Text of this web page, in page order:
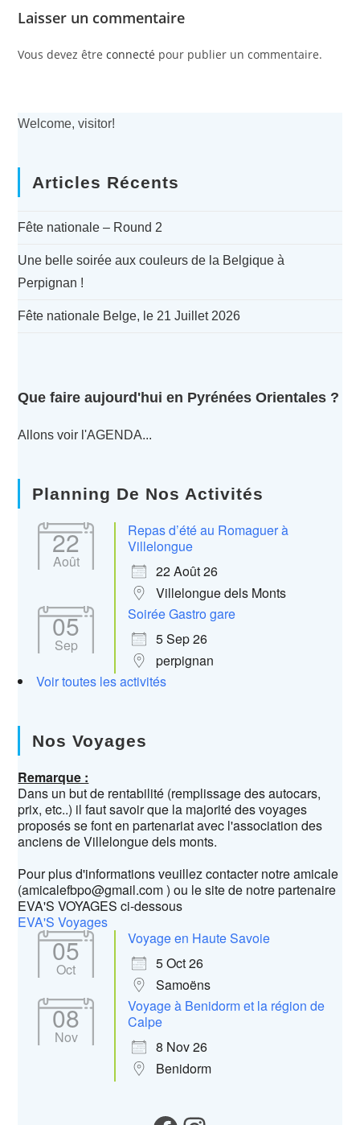
Laisser un commentaire
Vous devez êtreconnecté pour publier un commentaire.
Welcome, visitor!
Articles Récents
Fête nationale – Round 2
Une belle soirée aux couleurs de la Belgique à
Perpignan !
Fête nationale Belge, le 21 Juillet 2026
Que faire aujourd'hui en Pyrénées Orientales ?
Allons voir l'AGENDA...
Planning De Nos Activités
22
Août
Repas d’été au Romaguer à
Villelongue
22 Août 26
Villelongue dels Monts
05
Sep
Soirée Gastro gare
5 Sep 26
perpignan
Voir toutes les activités
Nos Voyages
Remarque :
Dans un but de rentabilité (remplissage des autocars,
prix, etc..) il faut savoir que la majorité des voyages
proposés se font en partenariat avec l'association des
anciens de Villelongue dels monts.
Pour plus d'informations veuillez contacter notre amicale
(amicalefbpo@gmail.com ) ou le site de notre partenaire
EVA'S VOYAGES ci-dessous
EVA'S Voyages
05
Oct
Voyage en Haute Savoie
5 Oct 26
Samoëns
08
Nov
Voyage à Benidorm et la région de
Calpe
8 Nov 26
Benidorm